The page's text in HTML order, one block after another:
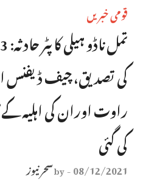
قومی خبریں
کی تصدیق، چیف ڈیفنس
راوت اوران کی اہلیہ
کی گئی
08/12/2021
-
byسحر نیوز